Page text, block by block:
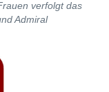
verfolgt das
Admiral